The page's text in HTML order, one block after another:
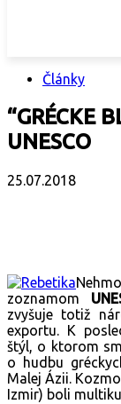
Články
“GRÉCKE
UNESCO
25.07.2018
zoznamom
zvyšuje totiž
exportu. K
štýl, o ktorom
o hudbu
Malej Ázii.
Izmir) boli